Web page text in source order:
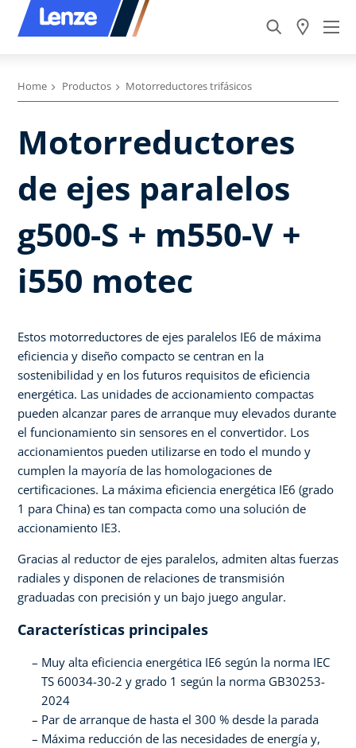
Home Productos Motorreductores trifásicos
Motorreductores
de ejes paralelos
g500-S + m550-V +
i550 motec
Estos motorreductores de ejes paralelos IE6 de máxima
eficiencia y diseño compacto se centran en la
sostenibilidad y en los futuros requisitos de eficiencia
energética. Las unidades de accionamiento compactas
pueden alcanzar pares de arranque muy elevados durante
el funcionamiento sin sensores en el convertidor. Los
accionamientos pueden utilizarse en todo el mundo y
cumplen la mayoría de las homologaciones de
certificaciones. La máxima eficiencia energética IE6 (grado
1 para China) es tan compacta como una solución de
accionamiento IE3.
Gracias al reductor de ejes paralelos, admiten altas fuerzas
radiales y disponen de relaciones de transmisión
graduadas con precisión y un bajo juego angular.
Características principales
Muy alta eficiencia energética IE6 según la norma IEC
TS 60034-30-2 y grado 1 según la norma GB30253-
2024
Par de arranque de hasta el 300 % desde la parada
Máxima reducción de las necesidades de energía y,